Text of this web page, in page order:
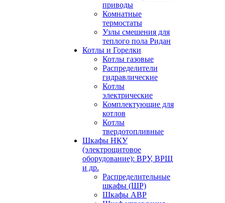
приводы
Комнатные
термостаты
Узлы смешения для
теплого пола Ридан
Котлы и Горелки
Котлы газовые
Распределители
гидравлические
Котлы
электрические
Комплектующие для
котлов
Котлы
твердотопливные
Шкафы НКУ
(электрощитовое
оборудование): ВРУ, ВРЩ
и др.
Распределительные
шкафы (ШР)
Шкафы АВР